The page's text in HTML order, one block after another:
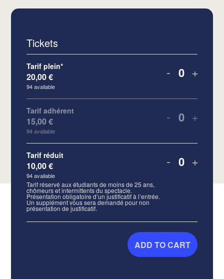
Tickets
Tarif plein*
20,00€
94available
- Quantity
+
Tarif adhérent
15,00€
94available
- Quantity
+
Tarif réduit
Tarif réservé aux étudiants de moins de 25 ans,
chômeurs et intermittents du spectacle.
Présentation obligatoire d’un justificatif à l’entrée.
Un supplément vous sera demandé pour non
présentation de justificatif.
10,00€
94available
- Quantity
+
ADD TO CART